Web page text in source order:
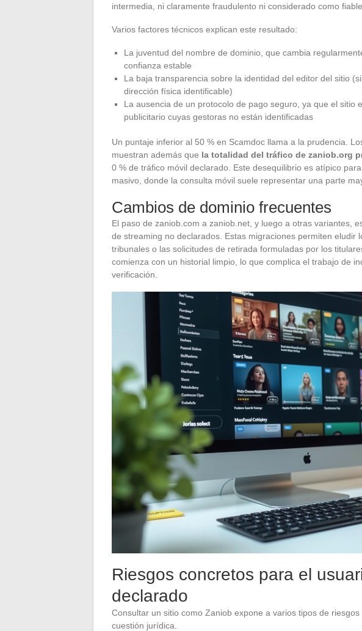
intermedia, ni claramente fraudulento ni considerado como fiable.
Varios factores técnicos explican este resultado:
La juventud del nombre de dominio, que cambia
confianza estable
La baja transparencia sobre la identidad del editor del sitio
dirección física identificable)
La ausencia de un protocolo de pago seguro, ya que el sitio
publicitario cuyas gestoras no están identificadas
Un puntaje inferior al 50 % en Scamdoc llama a la prudencia.
muestran además que la totalidad del tráfico de zaniob.org
0 % de tráfico móvil declarado. Este desequilibrio es atípico
masivo, donde la consulta móvil suele representar una parte
Cambios de dominio frecuentes
El paso de zaniob.com a zaniob.net, y luego a otras variantes,
de streaming no declarados. Estas migraciones permiten eludir
tribunales o las solicitudes de retirada formuladas por los
comienza con un historial limpio, lo que complica el trabajo de
verificación.
Riesgos concretos para el
declarado
Consultar un sitio como Zaniob expone a varios tipos de
cuestión jurídica.